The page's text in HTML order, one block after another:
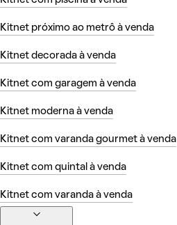
Kitnet próximo ao metrô à venda
Kitnet decorada à venda
Kitnet com garagem à venda
Kitnet moderna à venda
Kitnet com varanda gourmet à venda
Kitnet com quintal à venda
Kitnet com varanda à venda